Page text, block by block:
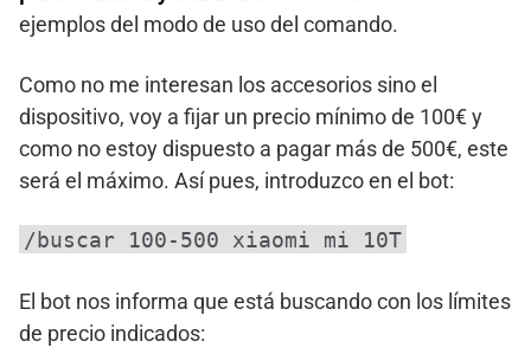
ejemplos del modo de uso del comando.
Como no me interesan los accesorios sino el
dispositivo, voy a fijar un precio mínimo de 100€ y
como no estoy dispuesto a pagar más de 500€, este
será el máximo. Así pues, introduzco en el bot:
/buscar 100-500 xiaomi mi 10T
El bot nos informa que está buscando con los límites
de precio indicados: